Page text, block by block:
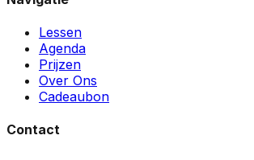
Lessen
Agenda
Prijzen
Over Ons
Cadeaubon
Contact